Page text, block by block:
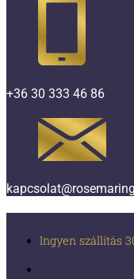
+36 30 333 46 86
Ingyen szállítás